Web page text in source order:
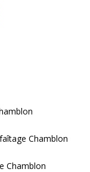
Chamblon
Chamblon